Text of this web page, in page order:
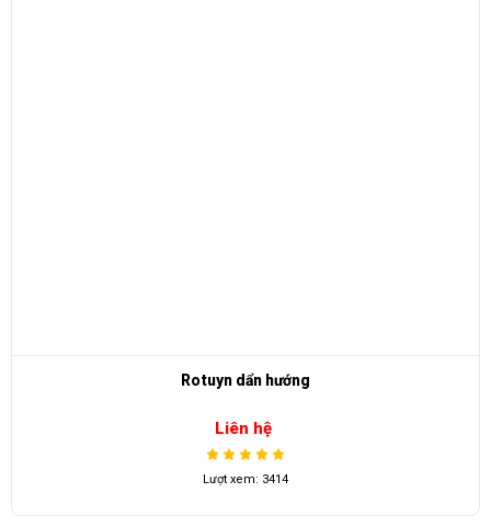
Rotuyn dẩn hướng
Liên hệ
Lượt xem: 3414